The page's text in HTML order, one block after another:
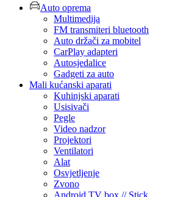
Auto oprema
Multimedija
FM transmiteri bluetooth
Auto držači za mobitel
CarPlay adapteri
Autosjedalice
Gadgeti za auto
Mali kućanski aparati
Kuhinjski aparati
Usisivači
Pegle
Video nadzor
Projektori
Ventilatori
Alat
Osvjetljenje
Zvono
Android TV box // Stick